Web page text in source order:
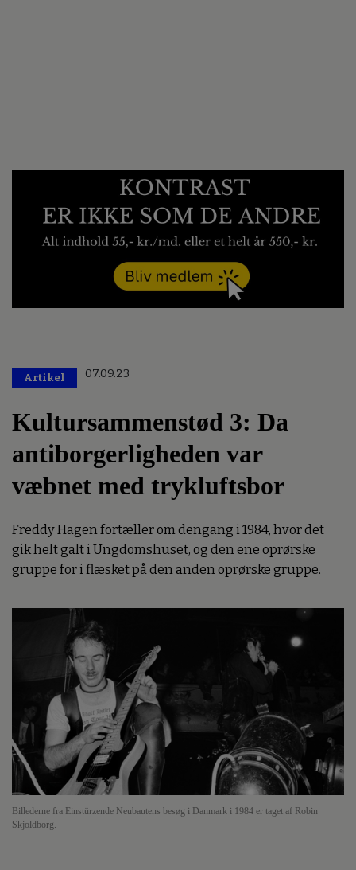
Artikel 07.09.23
Kultursammenstød 3: Da
antiborgerligheden var
væbnet med trykluftsbor
Freddy Hagen fortæller om dengang i 1984, hvor det
gik helt galt i Ungdomshuset, og den ene oprørske
gruppe for i flæsket på den anden oprørske gruppe.
Billederne fra Einstürzende Neubautens besøg i Danmark i 1984 er taget af Robin
Skjoldborg.